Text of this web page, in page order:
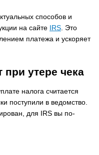
способов и
на сайте
IRS. Это
платежа и ускоряет
при утере чека
налога считается
поступили в ведомство.
для IRS вы по-